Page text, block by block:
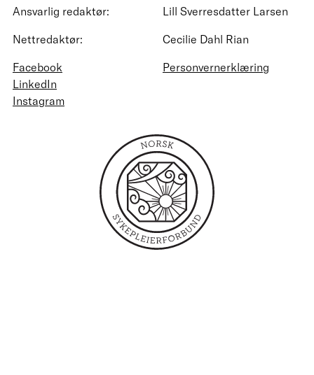
Ansvarlig redaktør:
Lill Sverresdatter Larsen
Nettredaktør:
Cecilie Dahl Rian
Facebook
LinkedIn
Instagram
Personvernerklæring